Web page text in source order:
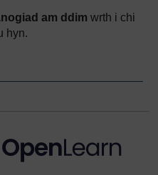
am ddim wrth i chi
hyn.